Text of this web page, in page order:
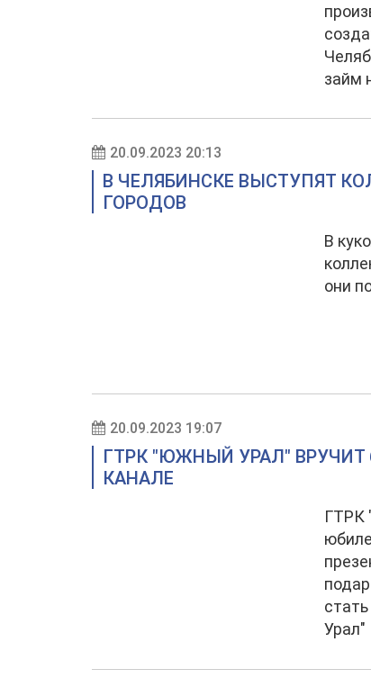
займ
20.09.2023 20:13
В ЧЕЛЯБИНСКЕ ВЫСТУПЯТ
ГОРОДОВ
В
они
20.09.2023 19:07
ГТРК "ЮЖНЫЙ УРАЛ"
КАНАЛЕ
ГТРК
Урал"